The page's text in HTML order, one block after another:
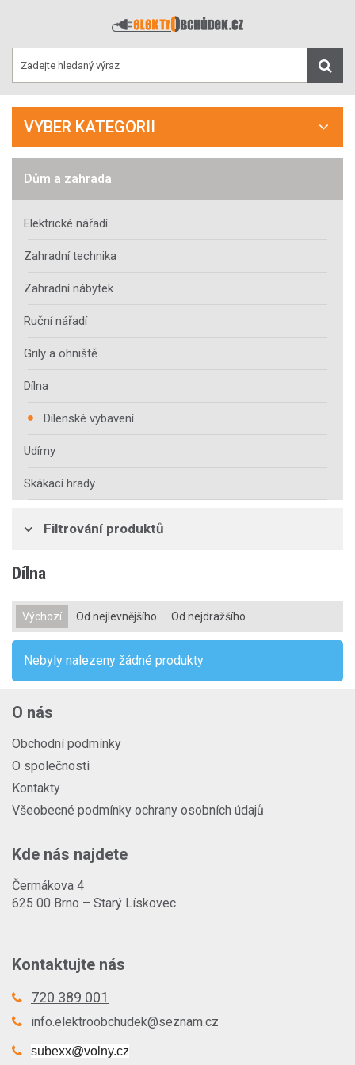
VYBER KATEGORII
Dům a zahrada
Elektrické nářadí
Zahradní technika
Zahradní nábytek
Ruční nářadí
Grily a ohniště
Dílna
Dílenské vybavení
Udírny
Skákací hrady
Filtrování produktů
Dílna
Výchozí Od nejlevnějšího Od nejdražšího
Nebyly nalezeny žádné produkty
O nás
Obchodní podmínky
O společnosti
Kontakty
Všeobecné podmínky ochrany osobních údajů
Kde nás najdete
Čermákova 4
625 00 Brno – Starý Lískovec
Kontaktujte nás
720 389 001
info.elektroobchudek@seznam.cz
subexx@volny.cz